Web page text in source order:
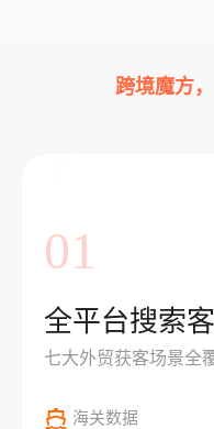
跨境魔方，
01
全平台搜索
七大外贸获客场景全
海关数据